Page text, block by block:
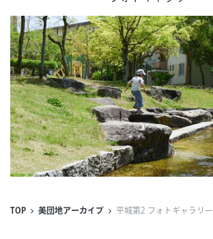
# うち
# まち
# だんち
ちず
特集
連載
TOP 美団地アーカイブ 平城第2 フォトギャラリー